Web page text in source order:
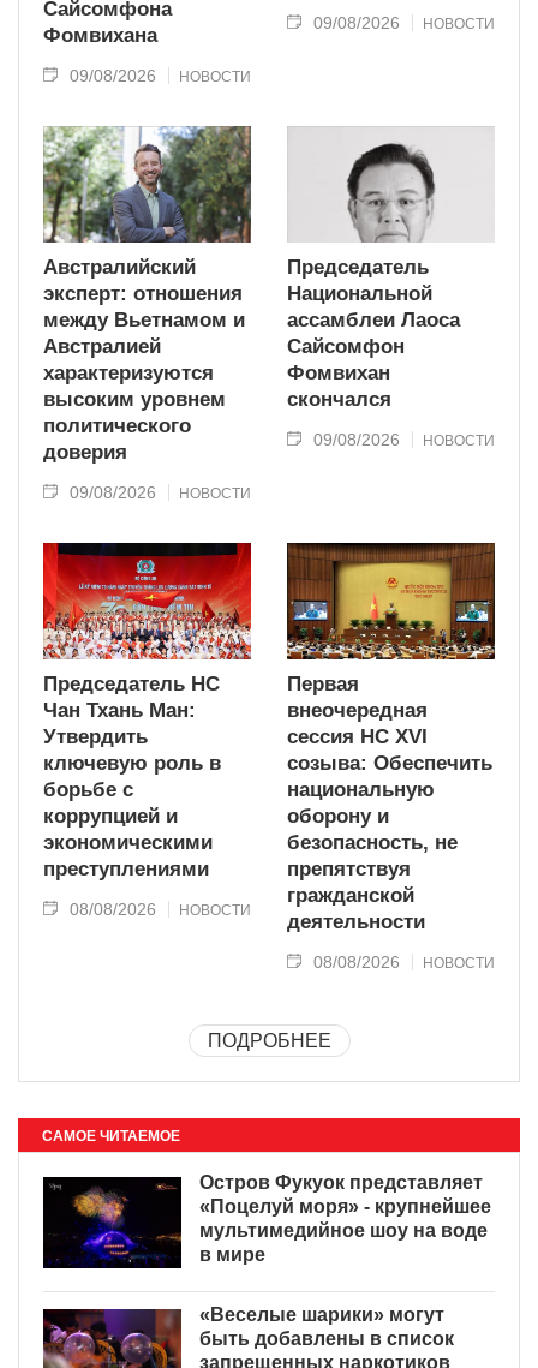
Сайсомфона
Фомвихана
09/08/2026 НОВОСТИ
09/08/2026 НОВОСТИ
Австралийский
эксперт: отношения
между Вьетнамом и
Австралией
характеризуются
высоким уровнем
политического
доверия
09/08/2026 НОВОСТИ
Председатель
Национальной
ассамблеи Лаоса
Сайсомфон
Фомвихан
скончался
09/08/2026 НОВОСТИ
Председатель НС
Чан Тхань Ман:
Утвердить
ключевую роль в
борьбе с
коррупцией и
экономическими
преступлениями
08/08/2026 НОВОСТИ
Первая
внеочередная
сессия НС XVI
созыва: Обеспечить
национальную
оборону и
безопасность, не
препятствуя
гражданской
деятельности
08/08/2026 НОВОСТИ
ПОДРОБНЕЕ
САМОЕ ЧИТАЕМОЕ
Остров Фукуок представляет
«Поцелуй моря» - крупнейшее
мультимедийное шоу на воде
в мире
«Веселые шарики» могут
быть добавлены в список
запрещенных наркотиков